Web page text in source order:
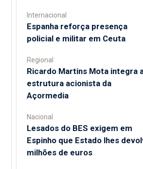
Internacional
Espanha reforça presença
policial e militar em Ceuta
Regional
Ricardo Martins Mota integra
estrutura acionista da
Açormedia
Nacional
Lesados do BES exigem em
Espinho que Estado lhes
milhões de euros